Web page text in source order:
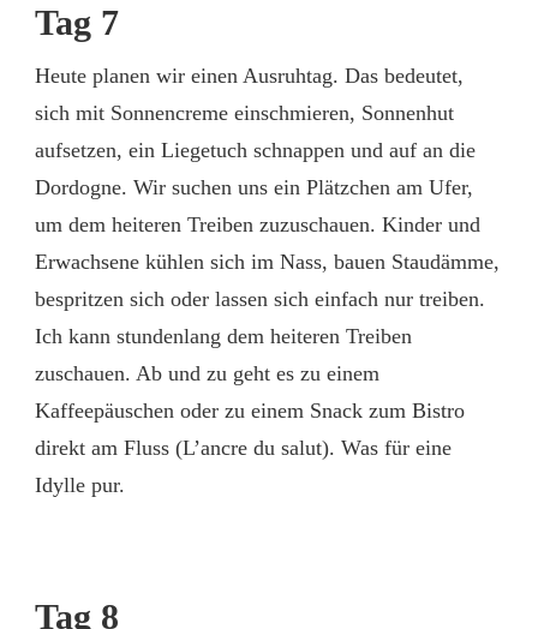
Tag 7
Heute planen wir einen Ausruhtag. Das bedeutet,
sich mit Sonnencreme einschmieren, Sonnenhut
aufsetzen, ein Liegetuch schnappen und auf an die
Dordogne. Wir suchen uns ein Plätzchen am Ufer,
um dem heiteren Treiben zuzuschauen. Kinder und
Erwachsene kühlen sich im Nass, bauen Staudämme,
bespritzen sich oder lassen sich einfach nur treiben.
Ich kann stundenlang dem heiteren Treiben
zuschauen. Ab und zu geht es zu einem
Kaffeepäuschen oder zu einem Snack zum Bistro
direkt am Fluss (L’ancre du salut). Was für eine
Idylle pur.
Tag 8